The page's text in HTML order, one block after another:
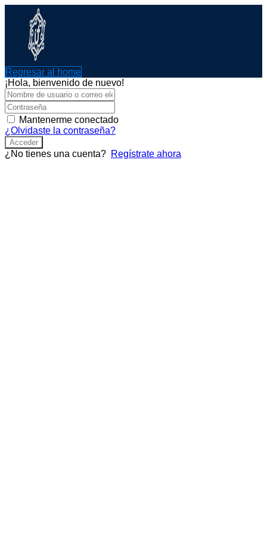
contenido
Regresar al home
¡Hola, bienvenido de nuevo!
Mantenerme conectado
¿Olvidaste la contraseña?
Acceder
¿No tienes una cuenta? Regístrate ahora